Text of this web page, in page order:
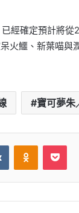
經確定預計將
火鱷、新葉喵與
寶可夢朱
VKontakte